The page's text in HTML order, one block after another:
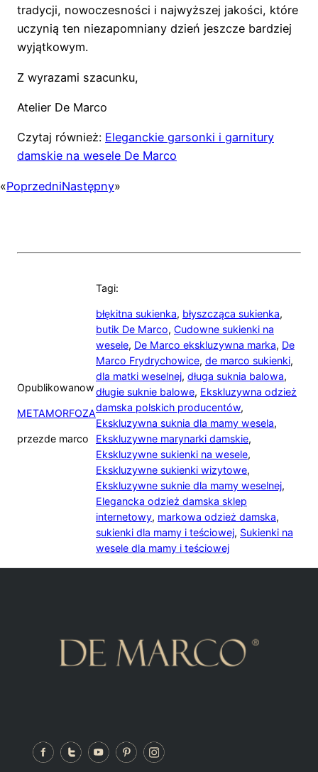
tradycji, nowoczesności i najwyższej jakości, które
uczynią ten niezapomniany dzień jeszcze bardziej
wyjątkowym.
Z wyrazami szacunku,
Atelier De Marco
Czytaj również: Eleganckie garsonki i garnitury
damskie na wesele De Marco
«PoprzedniNastępny»
Opublikowanow
METAMORFOZA
przezde marco
Tagi:
błękitna sukienka, błyszcząca sukienka,
butik De Marco, Cudowne sukienki na
wesele, De Marco ekskluzywna marka, De
Marco Frydrychowice, de marco sukienki,
dla matki weselnej, długa suknia balowa,
długie suknie balowe, Ekskluzywna odzież
damska polskich producentów,
Ekskluzywna suknia dla mamy wesela,
Ekskluzywne marynarki damskie,
Ekskluzywne sukienki na wesele,
Ekskluzywne sukienki wizytowe,
Ekskluzywne suknie dla mamy weselnej,
Elegancka odzież damska sklep
internetowy, markowa odzież damska,
sukienki dla mamy i teściowej, Sukienki na
wesele dla mamy i teściowej